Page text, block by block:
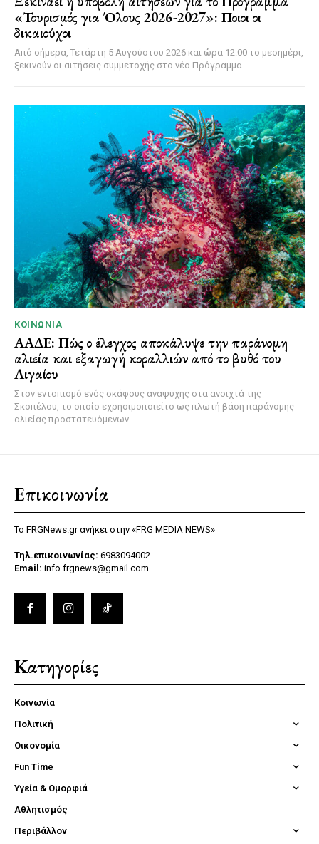
«Τουρισμός για Όλους 2026-2027»: Ποιοι οι
δικαιούχοι
Από σήμερα, Τετάρτη 5 Αυγούστου 2026 και ώρα 12:00 το μεσημέρι,
ξεκινούν οι αιτήσεις συμμετοχής στο νέο Πρόγραμμα...
ΚΟΙΝΩΝΊΑ
ΑΑΔΕ: Πώς ο έλεγχος αποκάλυψε την παράνομη
αλιεία και εξαγωγή κοραλλιών από το βυθό του
Αιγαίου
Στον εντοπισμό ενός σκάφους αναψυχής στα ανοιχτά της
Σκοπέλου, το οποίο εχρησιμοποιείτο ως πλωτή βάση παράνομης
αλιείας προστατευόμενων...
Επικοινωνία
Το FRGNews.gr ανήκει στην «FRG MEDIA NEWS»
Τηλ.επικοινωνίας: 6983094002
Email: info.frgnews@gmail.com
Κατηγορίες
Κοινωνία
Πολιτική
Οικονομία
Fun Time
Υγεία & Ομορφιά
Αθλητισμός
Περιβάλλον